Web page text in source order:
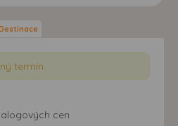
termín.
cen